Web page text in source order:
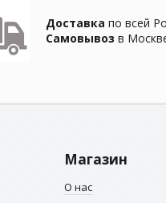
Доставка по всей
Самовывоз в
Магазин
О нас